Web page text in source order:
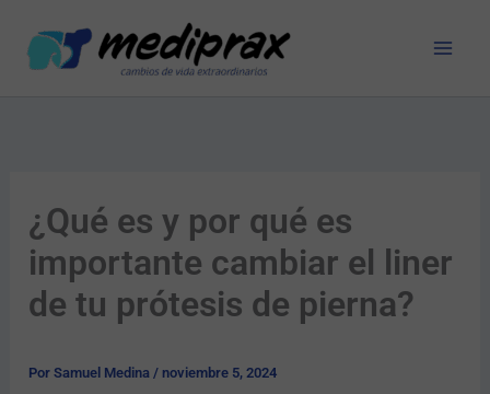
contenido
¿Qué es y por qué es
importante cambiar el liner
de tu prótesis de pierna?
PorSamuel Medina / noviembre 5, 2024